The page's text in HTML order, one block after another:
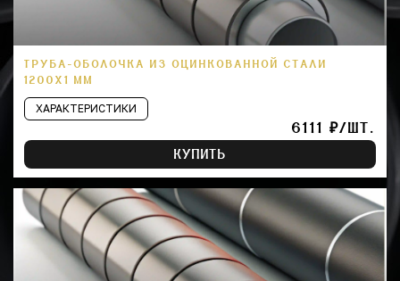
ТРУБА-ОБОЛОЧКА ИЗ ОЦИНКОВАННОЙ СТАЛИ
1200Х1 ММ
ХАРАКТЕРИСТИКИ
6111 ₽/ШТ.
КУПИТЬ